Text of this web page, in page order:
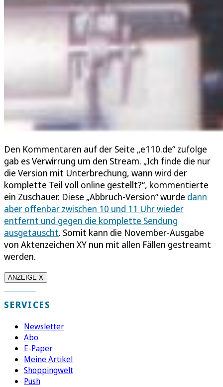
Den Kommentaren auf der Seite „e110.de“ zufolge
gab es Verwirrung um den Stream. „Ich finde die nur
die Version mit Unterbrechung, wann wird der
komplette Teil voll online gestellt?“, kommentierte
ein Zuschauer. Diese „Abbruch-Version“ wurde dann
aber offenbar zwischen 10 und 11 Uhr wieder
entfernt und gegen die komplette Sendung
ausgetauscht. Somit kann die November-Ausgabe
von Aktenzeichen XY nun mit allen Fällen gestreamt
werden.
ANZEIGE X
SERVICES
Newsletter
Abo
E-Paper
Meine Artikel
Shoppingwelt
Push